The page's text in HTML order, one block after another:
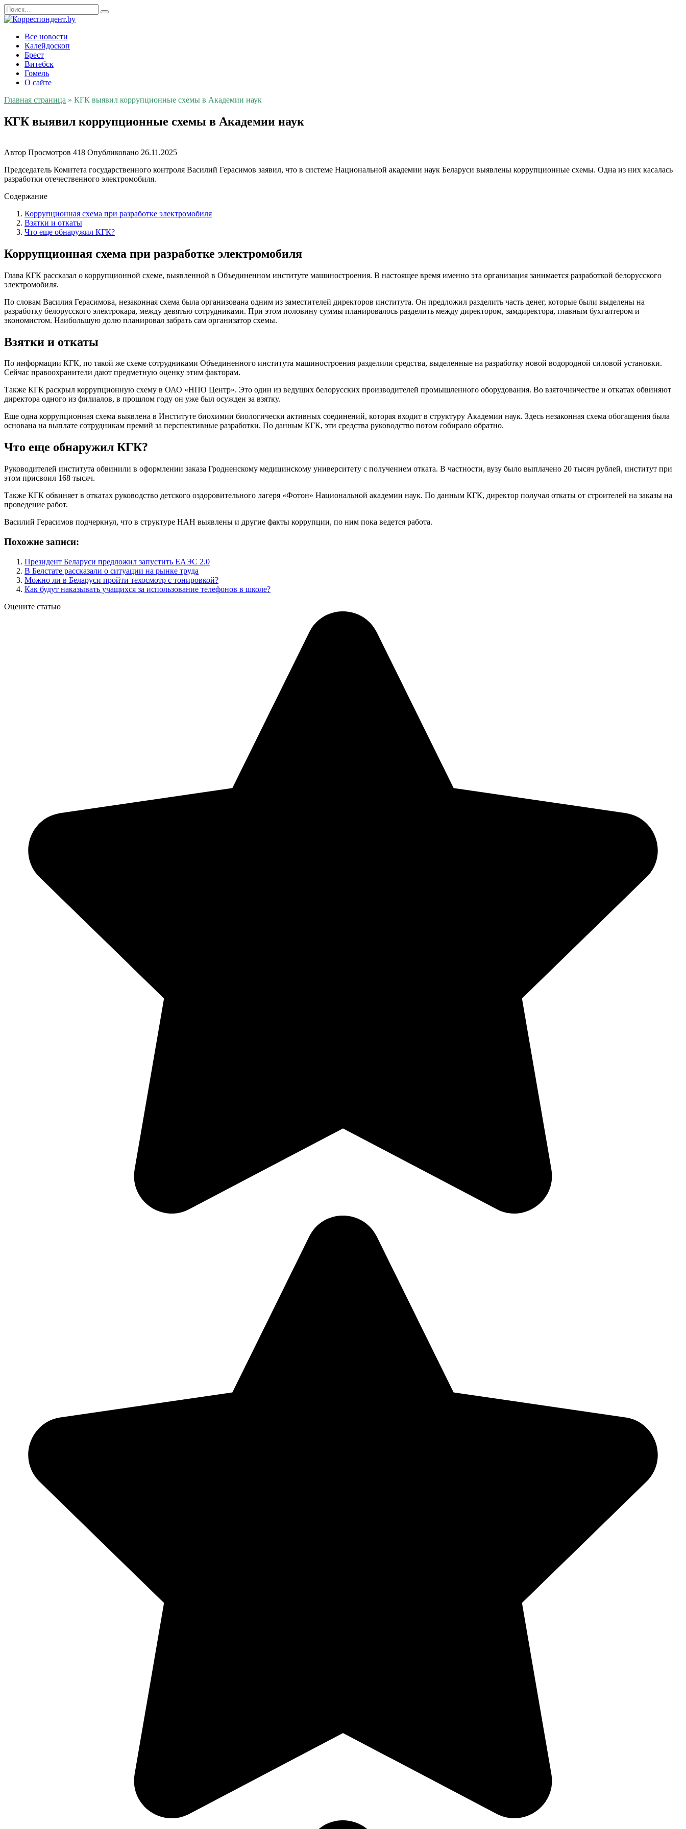
Перейти
к
содержанию
Search
for:
Все новости
Калейдоскоп
Брест
Витебск
Гомель
О сайте
Главная страница » КГК выявил коррупционные схемы в Академии наук
КГК выявил коррупционные схемы в Академии наук
Автор Просмотров 418 Опубликовано 26.11.2025
Председатель Комитета государственного контроля Василий Герасимов заявил, что в системе Национальной академии наук Беларуси выявлены коррупционные схемы. Одна из них касалась
разработки отечественного электромобиля.
Содержание
Коррупционная схема при разработке электромобиля
Взятки и откаты
Что еще обнаружил КГК?
Коррупционная схема при разработке электромобиля
Глава КГК рассказал о коррупционной схеме, выявленной в Объединенном институте машиностроения. В настоящее время именно эта организация занимается разработкой белорусского
электромобиля.
По словам Василия Герасимова, незаконная схема была организована одним из заместителей директоров института. Он предложил разделить часть денег, которые были выделены на
разработку белорусского электрокара, между девятью сотрудниками. При этом половину суммы планировалось разделить между директором, замдиректора, главным бухгалтером и
экономистом. Наибольшую долю планировал забрать сам организатор схемы.
Взятки и откаты
По информации КГК, по такой же схеме сотрудниками Объединенного института машиностроения разделили средства, выделенные на разработку новой водородной силовой установки.
Сейчас правоохранители дают предметную оценку этим факторам.
Также КГК раскрыл коррупционную схему в ОАО «НПО Центр». Это один из ведущих белорусских производителей промышленного оборудования. Во взяточничестве и откатах обвиняют
директора одного из филиалов, в прошлом году он уже был осужден за взятку.
Еще одна коррупционная схема выявлена в Институте биохимии биологически активных соединений, которая входит в структуру Академии наук. Здесь незаконная схема обогащения была
основана на выплате сотрудникам премий за перспективные разработки. По данным КГК, эти средства руководство потом собирало обратно.
Что еще обнаружил КГК?
Руководителей института обвинили в оформлении заказа Гродненскому медицинскому университету с получением отката. В частности, вузу было выплачено 20 тысяч рублей, институт при
этом присвоил 168 тысяч.
Также КГК обвиняет в откатах руководство детского оздоровительного лагеря «Фотон» Национальной академии наук. По данным КГК, директор получал откаты от строителей на заказы на
проведение работ.
Василий Герасимов подчеркнул, что в структуре НАН выявлены и другие факты коррупции, по ним пока ведется работа.
Похожие записи:
Президент Беларуси предложил запустить ЕАЭС 2.0
В Белстате рассказали о ситуации на рынке труда
Можно ли в Беларуси пройти техосмотр с тонировкой?
Как будут наказывать учащихся за использование телефонов в школе?
Оцените статью